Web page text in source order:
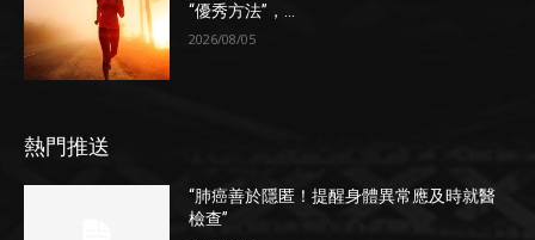
“優秀方法”，...
2026/08/05
熱門推送
“肺癌善於隱匿！提醒身體異常應及時就醫
檢查”